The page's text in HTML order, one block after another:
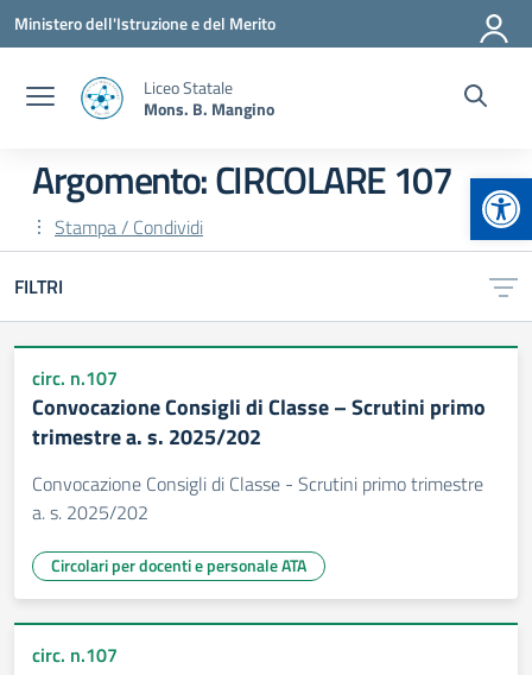
Vai ai contenuti
Vai al menu di navigazione
Vai al footer
Ministero dell'Istruzione e del Merito
Liceo Statale
Mons. B. Mangino
Argomento: CIRCOLARE 107
Stampa / Condividi
FILTRI
circ. n.107
Convocazione Consigli di Classe – Scrutini primo
trimestre a. s. 2025/202
Convocazione Consigli di Classe - Scrutini primo trimestre
a. s. 2025/202
Circolari per docenti e personale ATA
circ. n.107